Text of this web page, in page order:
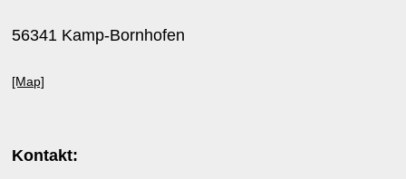
56341 Kamp-Bornhofen
[Map]
Kontakt: